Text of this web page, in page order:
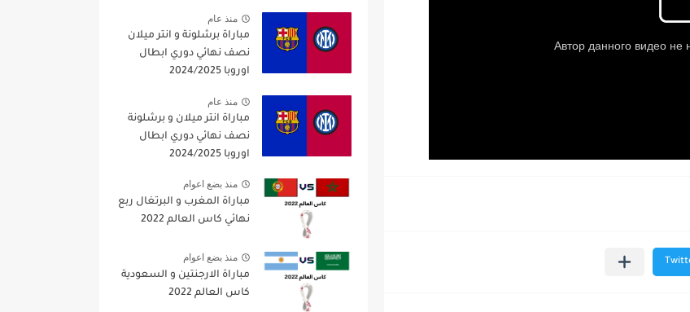
منذ عام
مباراة برشلونة و انتر ميلان
نصف نهائي دوري ابطال
اوروبا 2024/2025
منذ عام
مباراة انتر ميلان و برشلونة
نصف نهائي دوري ابطال
اوروبا 2024/2025
منذ بضع اعوام
مباراة المغرب و البرتغال ربع
نهائي كاس العالم 2022
منذ بضع اعوام
مباراة الارجنتين و السعودية
كاس العالم 2022